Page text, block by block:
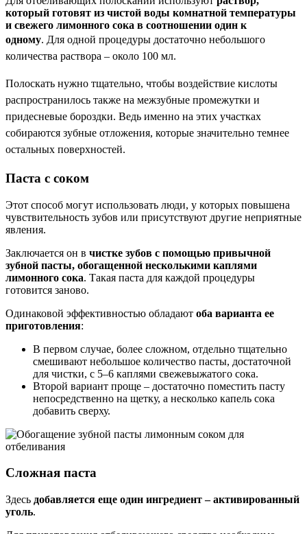
который готовят из чистой воды комнатной температуры
и свежего лимонного сока в соотношении один к
одному. Для одной процедуры достаточно небольшого
количества раствора – около 100 мл.
Полоскать нужно тщательно, чтобы воздействие кислоты
распространилось также на межзубные промежутки и
придесневые бороздки. Ведь именно на этих участках
собираются зубные отложения, которые значительно темнее
остальных поверхностей.
Паста с соком
Этот способ могут использовать люди, у которых повышена
чувствительность зубов или присутствуют другие неприятные
явления.
Заключается он в чистке зубов с помощью привычной
зубной пасты, обогащенной несколькими каплями
лимонного сока. Такая паста для каждой процедуры
готовится заново.
Одинаковой эффективностью обладают оба варианта ее
приготовления:
В первом случае, более сложном, отдельно тщательно
смешивают небольшое количество пасты, достаточной
для чистки, с 5–6 каплями свежевыжатого сока.
Второй вариант проще – достаточно поместить пасту
непосредственно на щетку, а несколько капель сока
добавить сверху.
Сложная паста
Здесь добавляется еще один ингредиент – активированный
уголь.